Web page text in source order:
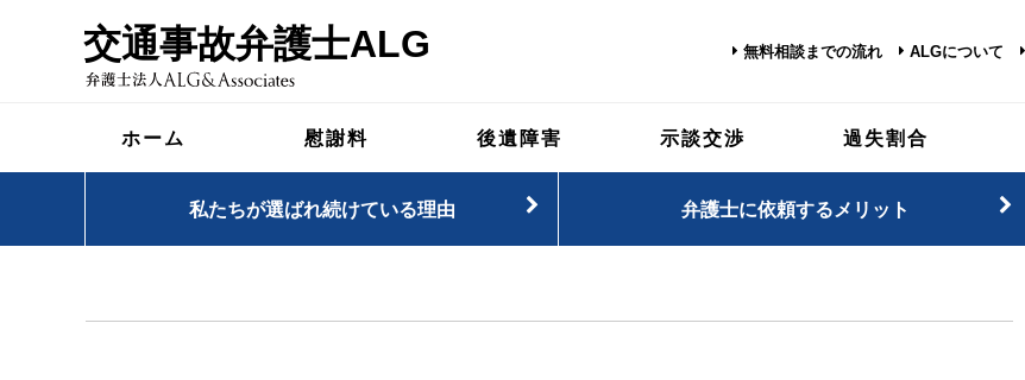
交通事故弁護士ALG 無料相談までの流れ ALGについて
ホーム 慰謝料 後遺障害 示談交渉 過失割合
私たちが選ばれ続けている理由 弁護士に依頼するメリット